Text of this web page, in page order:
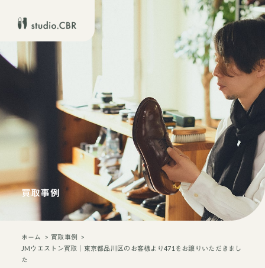
買取事例
ホーム
買取事例
JMウエストン買取｜東京都品川区のお客様より471をお譲りいただきまし
た